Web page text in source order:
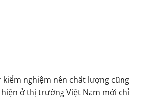
nghiệm nên chất lượng cũng
ở thị trường Việt Nam mới chỉ